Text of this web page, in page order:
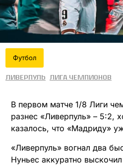
Футбол
Ливерпуль Лига чемпионов
В первом матче 1/8 Лиги
разнес «Ливерпуль» – 5:2,
казалось, что «Мадриду»
«Ливерпуль» вогнал два
Нуньес аккуратно